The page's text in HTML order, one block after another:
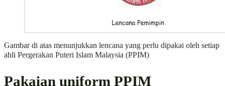
Gambar di atas menunjukkan lencana yang perlu dipakai oleh setiap
ahli Pergerakan Puteri Islam Malaysia (PPIM)
Pakaian uniform PPIM